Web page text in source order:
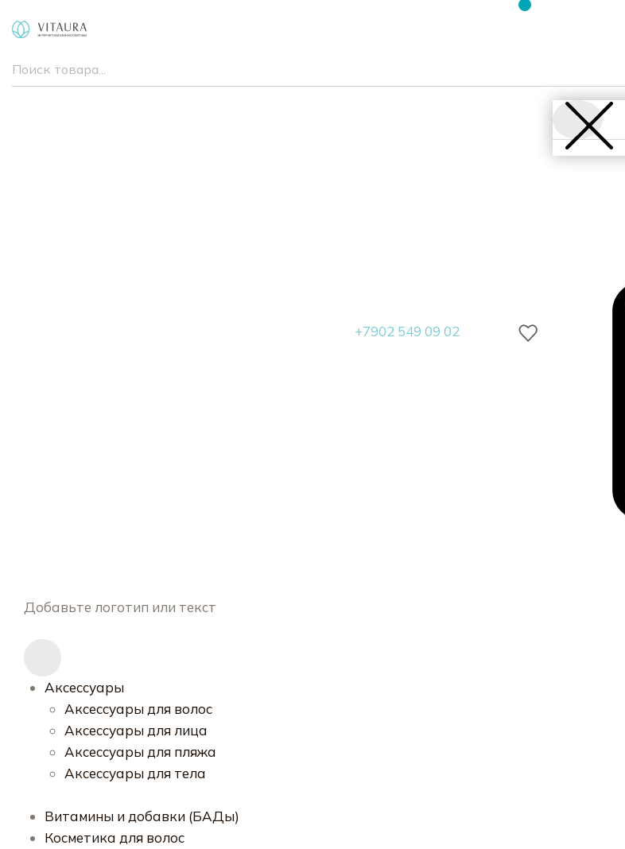
+7902 549 09 02
Добавьте логотип или текст
Аксессуары
Аксессуары для волос
Аксессуары для лица
Аксессуары для пляжа
Аксессуары для тела
Витамины и добавки (БАДы)
Косметика для волос